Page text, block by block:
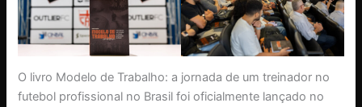
O livro Modelo de Trabalho: a jornada de um treinador no
futebol profissional no Brasil foi oficialmente lançado no